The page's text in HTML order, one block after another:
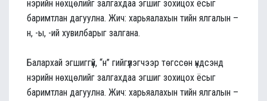
нэрийн нөхцөлийг залгахдаа эгшиг зохицох ёсыг
баримтлан дагуулна. Жич: харьяалахын тийн ялгалын –
н, -ы, -ий хувилбарыг залгана.
Балархай эгшиггүй, “н” гийгүүлэгчээр төгссөн үндсэнд
нэрийн нөхцөлийг залгахдаа эгшиг зохицох ёсыг
баримтлан дагуулна. Жич: харьяалахын тийн ялгалын –